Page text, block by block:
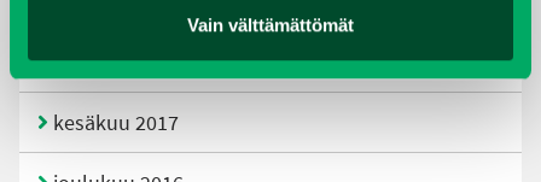
Vain välttämättömät
heinäkuu 2017
kesäkuu 2017